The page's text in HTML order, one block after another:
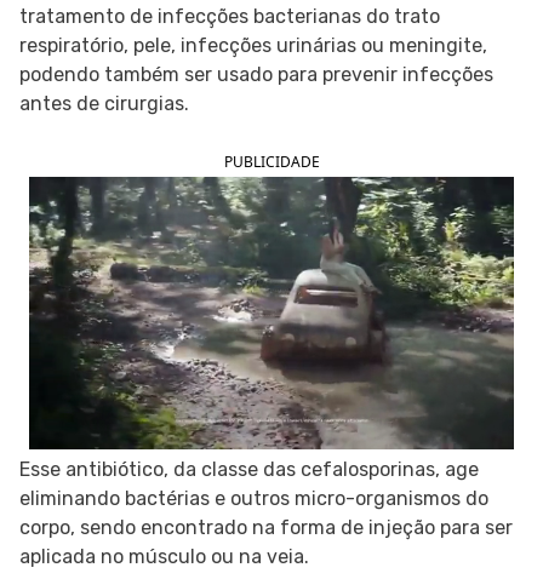
tratamento de infecções bacterianas do trato
respiratório, pele, infecções urinárias ou meningite,
podendo também ser usado para prevenir infecções
antes de cirurgias.
PUBLICIDADE
Esse antibiótico, da classe das cefalosporinas, age
eliminando bactérias e outros micro-organismos do
corpo, sendo encontrado na forma de injeção para ser
aplicada no músculo ou na veia.